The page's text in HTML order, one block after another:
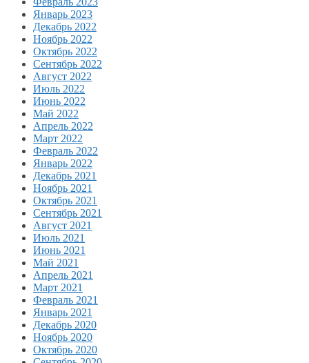
Январь 2023
Декабрь 2022
Ноябрь 2022
Октябрь 2022
Сентябрь 2022
Август 2022
Июль 2022
Июнь 2022
Май 2022
Апрель 2022
Март 2022
Февраль 2022
Январь 2022
Декабрь 2021
Ноябрь 2021
Октябрь 2021
Сентябрь 2021
Август 2021
Июль 2021
Июнь 2021
Май 2021
Апрель 2021
Март 2021
Февраль 2021
Январь 2021
Декабрь 2020
Ноябрь 2020
Октябрь 2020